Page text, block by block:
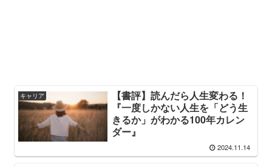
キャリア
【書評】読んだら人生変わる！
『一度しかない人生を「どう生
きるか」がわかる100年カレン
ダー』
2024.11.14